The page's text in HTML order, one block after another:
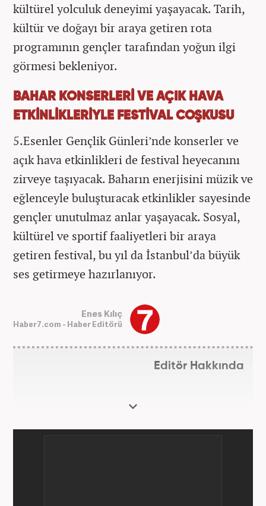
kültürel yolculuk deneyimi yaşayacak. Tarih,
kültür ve doğayı bir araya getiren rota
programının gençler tarafından yoğun ilgi
görmesi bekleniyor.
BAHAR KONSERLERİ VE AÇIK HAVA
ETKİNLİKLERİYLE FESTİVAL COŞKUSU
5.Esenler Gençlik Günleri’nde konserler ve
açık hava etkinlikleri de festival heyecanını
zirveye taşıyacak. Baharın enerjisini müzik ve
eğlenceyle buluşturacak etkinlikler sayesinde
gençler unutulmaz anlar yaşayacak. Sosyal,
kültürel ve sportif faaliyetleri bir araya
getiren festival, bu yıl da İstanbul’da büyük
ses getirmeye hazırlanıyor.
Enes Kılıç
Haber7.com - Haber Editörü
Editör Hakkında